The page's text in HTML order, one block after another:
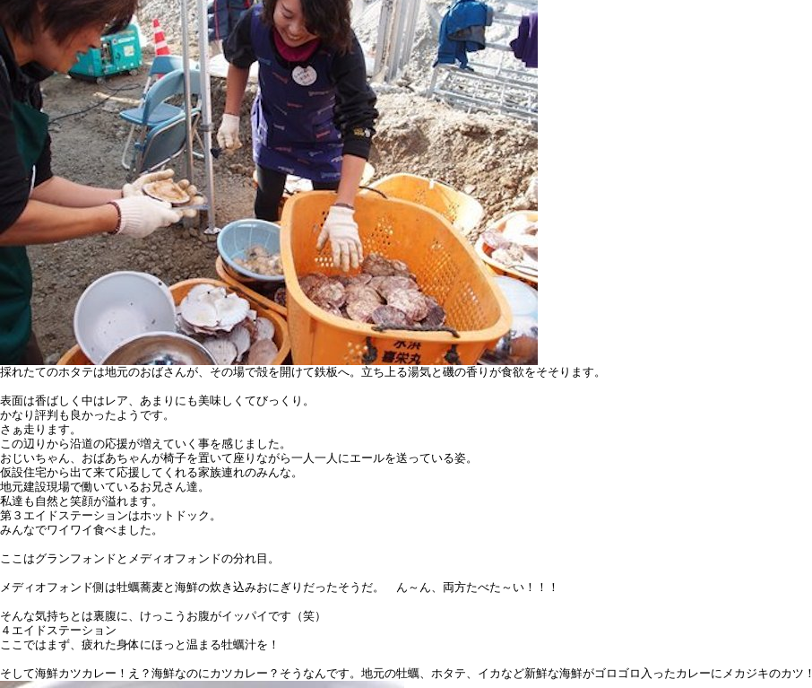
採れたてのホタテは地元のおばさんが、その場で殻を開けて鉄板へ。立ち上る湯気と磯の香りが食欲をそそります。
表面は香ばしく中はレア、あまりにも美味しくてびっくり。
かなり評判も良かったようです。
さぁ走ります。
この辺りから沿道の応援が増えていく事を感じました。
おじいちゃん、おばあちゃんが椅子を置いて座りながら一人一人にエールを送っている姿。
仮設住宅から出て来て応援してくれる家族連れのみんな。
地元建設現場で働いているお兄さん達。
私達も自然と笑顔が溢れます。
第３エイドステーションはホットドック。
みんなでワイワイ食べました。
ここはグランフォンドとメディオフォンドの分れ目。
メディオフォンド側は牡蠣蕎麦と海鮮の炊き込みおにぎりだったそうだ。 ん～ん、両方たべた～い！！！
そんな気持ちとは裏腹に、けっこうお腹がイッパイです（笑）
４エイドステーション
ここではまず、疲れた身体にほっと温まる牡蠣汁を！
そして海鮮カツカレー！え？海鮮なのにカツカレー？そうなんです。地元の牡蠣、ホタテ、イカなど新鮮な海鮮がゴロゴロ入ったカレーにメカジキのカツ！